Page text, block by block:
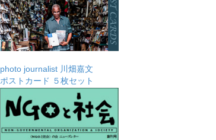
photo journalist 川畑嘉文
ポストカード ５枚セット